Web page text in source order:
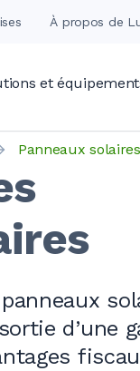
À propos de
et
Panneaux solaires
d’une